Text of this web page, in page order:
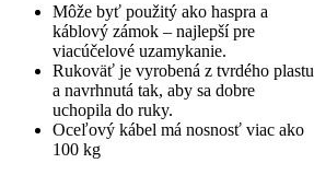
Môže byť použitý ako haspra a
káblový zámok – najlepší pre
viacúčelové uzamykanie.
Rukoväť je vyrobená z tvrdého plastu
a navrhnutá tak, aby sa dobre
uchopila do ruky.
Oceľový kábel má nosnosť viac ako
100 kg